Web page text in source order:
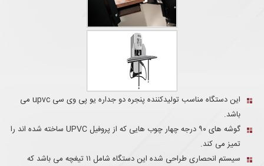
این دستگاه مناسب تولیدکننده پنجره دو جداره یو پی وی سی upvc می
باشد.
گوشه های ۹۰ درجه چهار چوب هایی که از پروفیل UPVC ساخته شده اند را
تمیز می کند.
سیستم انحصاری طراحی شده این دستگاه شامل ۱۱ تیغچه می باشد که